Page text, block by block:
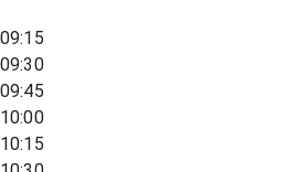
09:15
09:30
09:45
10:00
10:15